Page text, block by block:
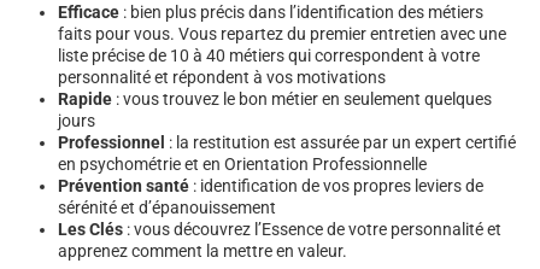
Efficace : bien plus précis dans l’identification des métiers
faits pour vous. Vous repartez du premier entretien avec une
liste précise de 10 à 40 métiers qui correspondent à votre
personnalité et répondent à vos motivations
Rapide : vous trouvez le bon métier en seulement quelques
jours
Professionnel : la restitution est assurée par un expert certifié
en psychométrie et en Orientation Professionnelle
Prévention santé : identification de vos propres leviers de
sérénité et d’épanouissement
Les Clés : vous découvrez l’Essence de votre personnalité et
apprenez comment la mettre en valeur.